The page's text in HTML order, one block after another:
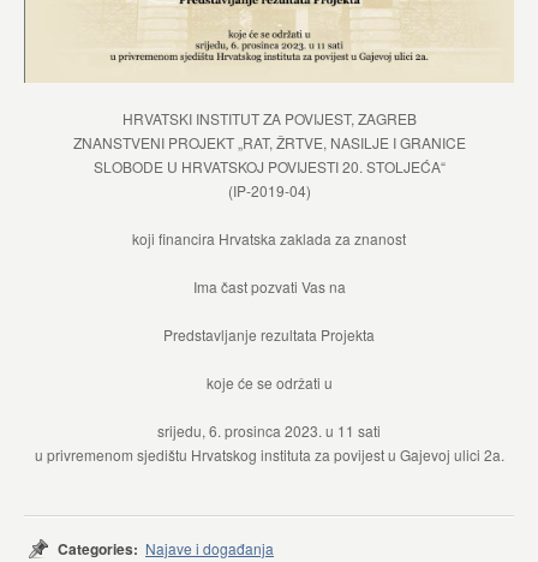
HRVATSKI INSTITUT ZA POVIJEST, ZAGREB
ZNANSTVENI PROJEKT „RAT, ŽRTVE, NASILJE I GRANICE
SLOBODE U HRVATSKOJ POVIJESTI 20. STOLJEĆA“
(IP-2019-04)
koji financira Hrvatska zaklada za znanost
Ima čast pozvati Vas na
Predstavljanje rezultata Projekta
koje će se održati u
srijedu, 6. prosinca 2023. u 11 sati
u privremenom sjedištu Hrvatskog instituta za povijest u Gajevoj ulici 2a.
Categories: Najave i događanja